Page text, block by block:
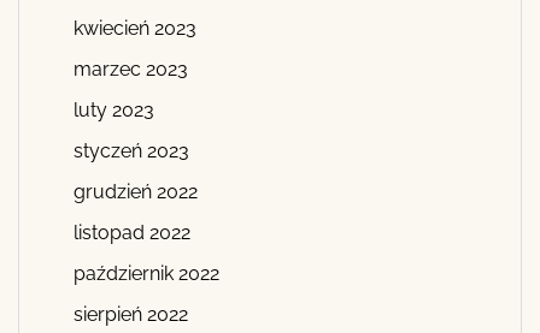
kwiecień 2023
marzec 2023
luty 2023
styczeń 2023
grudzień 2022
listopad 2022
październik 2022
sierpień 2022